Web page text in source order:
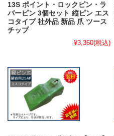
13S ポイント・ロックピン・ラ
バーピン 3個セット 縦ピン エス
コタイプ 社外品 新品 爪 ツース
チップ
¥3,360(税込)